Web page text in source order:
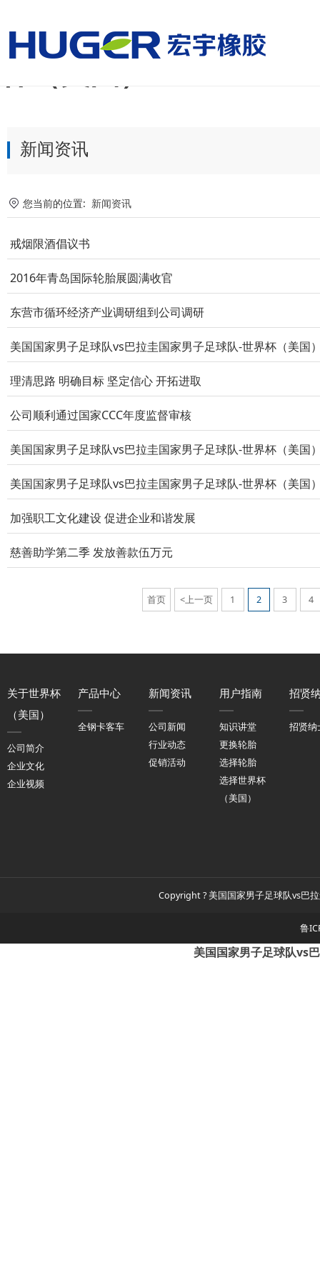
美国国家男子足球队
杯（美国）
新闻资讯
您当前的位置: 新闻资讯
戒烟限酒倡议书
2016年青岛国际轮胎展圆满收官
东营市循环经济产业调研组到公司调研
美国国家男子足球队vs巴拉圭国家男子足球队-世界杯（美国
理清思路 明确目标 坚定信心 开拓进取
公司顺利通过国家CCC年度监督审核
美国国家男子足球队vs巴拉圭国家男子足球队-世界杯（美国
加强职工文化建设 促进企业和谐发展
慈善助学第二季 发放善款伍万元
首页 <上一页 1 2 3 4
关于世界杯
（美国）
公司简介
企业文化
企业视频
产品中心
全钢卡客车
新闻资讯
公司新闻
行业动态
促销活动
用户指南
知识讲堂
更换轮胎
选择轮胎
选择世界杯
（美国）
招贤
招贤纳
Copyright ? 美国国家男子足球队vs巴
鲁
美国国家男子足球队vs